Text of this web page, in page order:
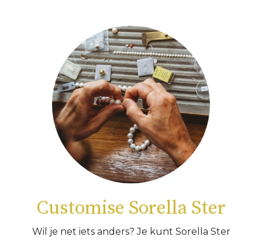
Customise Sorella Ster
Wil je net iets anders? Je kunt Sorella Ster